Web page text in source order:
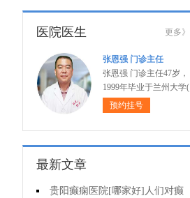
医院医生 更多》
张恩强 门诊主任
张恩强 门诊主任47岁，
1999年毕业于兰州大学(
预约挂号
最新文章
贵阳癫痫医院[哪家好]人们对癫